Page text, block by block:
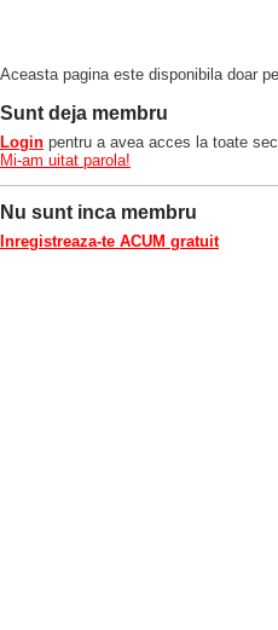
Aceasta pagina este disponibila doar
Sunt deja membru
Login pentru a avea acces la toate
Mi-am uitat parola!
Nu sunt inca membru
Inregistreaza-te ACUM gratuit